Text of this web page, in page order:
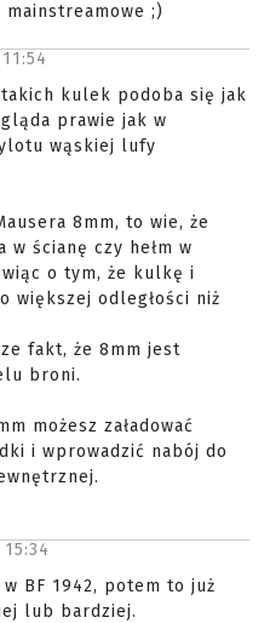
;)
11:54
kulek podoba się jak
prawie jak w
wąskiej lufy
8mm, to wie, że
w ścianę czy hełm w
o tym, że kulkę i
większej odległości niż
fakt, że 8mm jest
broni.
możesz załadować
i wprowadzić nabój do
15:34
BF 1942, potem to już
lub bardziej.